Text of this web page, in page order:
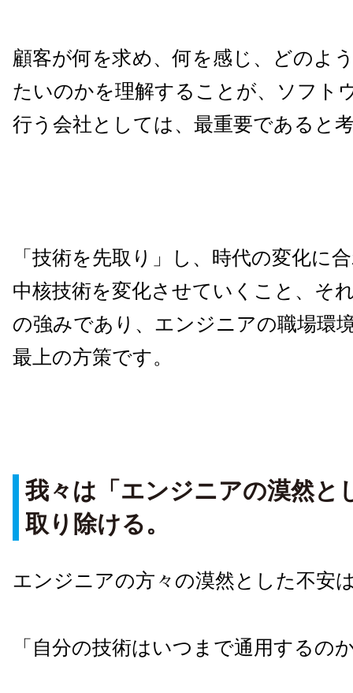
顧客が何を求め、何を感じ、どのよ
たいのかを理解することが、ソフト
行う会社としては、最重要であると
「技術を先取り」し、時代の変化に
中核技術を変化させていくこと、そ
の強みであり、エンジニアの職場環
最上の方策です。
我々は「エンジニアの漠然と
取り除ける。
エンジニアの方々の漠然とした不安
「自分の技術はいつまで通用するの